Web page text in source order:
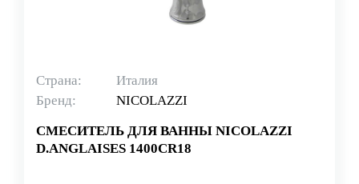
Страна:
Италия
Бренд:
NICOLAZZI
СМЕСИТЕЛЬ ДЛЯ ВАННЫ NICOLAZZI
D.ANGLAISES 1400CR18